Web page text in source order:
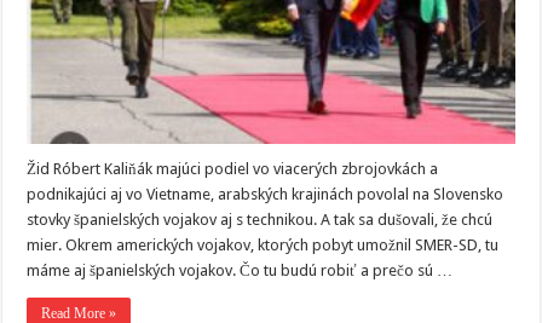
Žid Róbert Kaliňák majúci podiel vo viacerých zbrojovkách a
podnikajúci aj vo Vietname, arabských krajinách povolal na Slovensko
stovky španielských vojakov aj s technikou. A tak sa dušovali, že chcú
mier. Okrem amerických vojakov, ktorých pobyt umožnil SMER-SD, tu
máme aj španielských vojakov. Čo tu budú robiť a prečo sú …
Read More »